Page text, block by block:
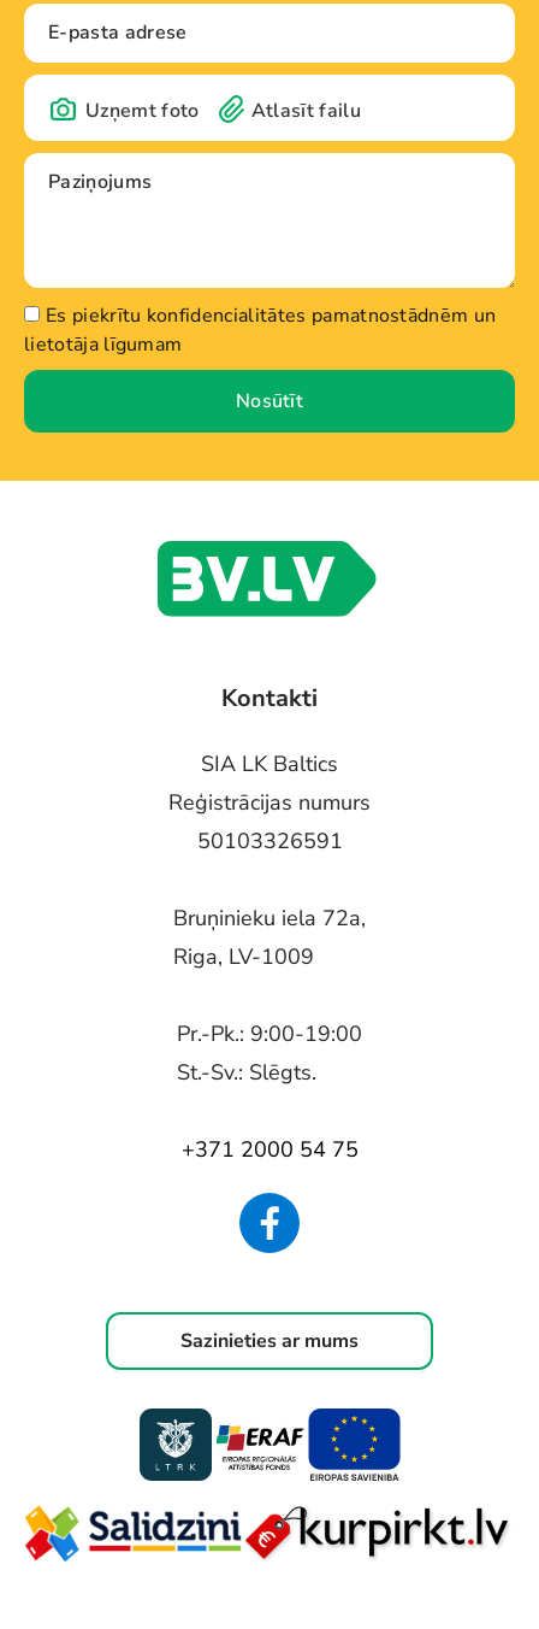
Uzņemt foto Atlasīt failu
Es piekrītu konfidencialitātes pamatnostādnēm un
lietotāja līgumam
Nosūtīt
Kontakti
SIA LK Baltics
Reģistrācijas numurs
50103326591
Bruņinieku iela 72a,
Riga, LV-1009
Pr.-Pk.: 9:00-19:00
St.-Sv.: Slēgts.
+371 2000 54 75
Sazinieties ar mums